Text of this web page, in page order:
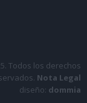
Todos los derechos
Nota Legal
diseño: dommia